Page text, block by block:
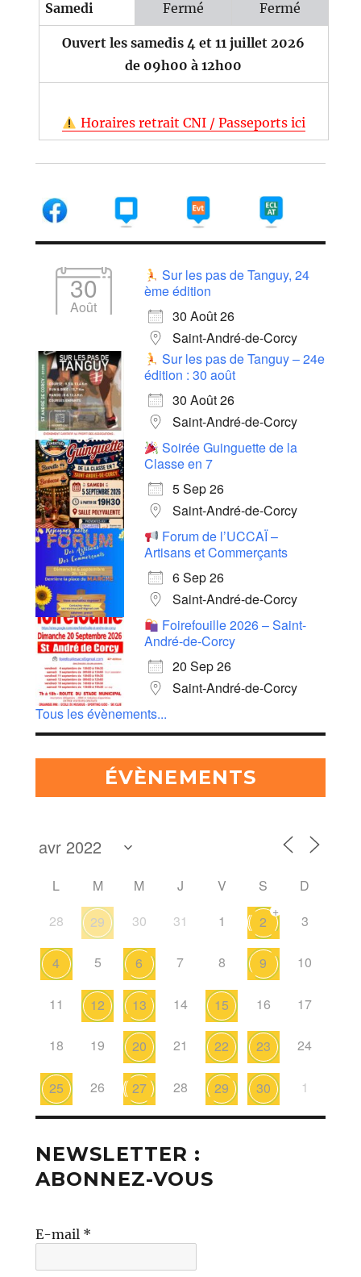
Samedi Fermé Fermé
Ouvert les samedis 4 et 11 juillet 2026
de 09h00 à 12h00
Horaires retrait CNI / Passeports ici
30
Août
Sur les pas de Tanguy, 24
ème édition
30 Août 26
Saint-André-de-Corcy
Sur les pas de Tanguy – 24e
édition : 30 août
30 Août 26
Saint-André-de-Corcy
Soirée Guinguette de la
Classe en 7
5 Sep 26
Saint-André-de-Corcy
Forum de l’UCCAÏ –
Artisans et Commerçants
6 Sep 26
Saint-André-de-Corcy
Foirefouille 2026 – Saint-
André-de-Corcy
20 Sep 26
Saint-André-de-Corcy
Tous les évènements...
ÉVÈNEMENTS
L M M J V S
D
28
29 30 31 1 2
+
3
4 5 6 7 8 9 10
11 12 13 14 15 16 17
18 19 20 21 22 23 24
25 26 27 28 29 30 1
NEWSLETTER :
ABONNEZ-VOUS
E-mail *